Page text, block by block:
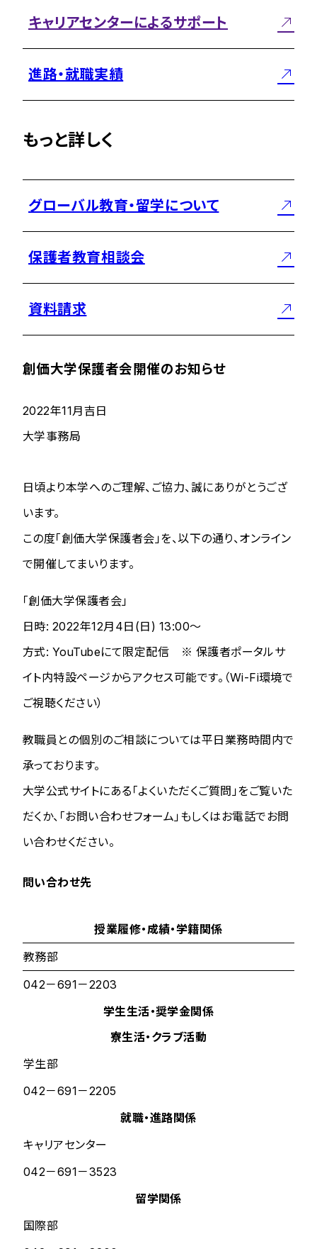
キャリアセンターによるサポート
進路・就職実績
もっと詳しく
グローバル教育・留学について
保護者教育相談会
資料請求
創価大学保護者会開催のお知らせ
2022年11月吉日
大学事務局
日頃より本学へのご理解、ご協力、誠にありがとうござ
います。
この度「創価大学保護者会」を、以下の通り、オンライン
で開催してまいります。
「創価大学保護者会」
日時: 2022年12月4日(日) 13:00～
方式: YouTubeにて限定配信 ※ 保護者ポータルサ
イト内特設ページからアクセス可能です。（Wi-Fi環境で
ご視聴ください）
教職員との個別のご相談については平日業務時間内で
承っております。
大学公式サイトにある「よくいただくご質問」をご覧いた
だくか、「お問い合わせフォーム」もしくはお電話でお問
い合わせください。
問い合わせ先
授業履修・成績・学籍関係
教務部
042－691－2203
学生生活・奨学金関係
寮生活・クラブ活動
学生部
042－691－2205
就職・進路関係
キャリアセンター
042－691－3523
留学関係
国際部